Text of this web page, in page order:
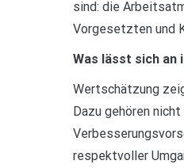
sind: die
Vorgesetzten und
Was lässt sich
Wertschätzung
Dazu gehören
respektvoller